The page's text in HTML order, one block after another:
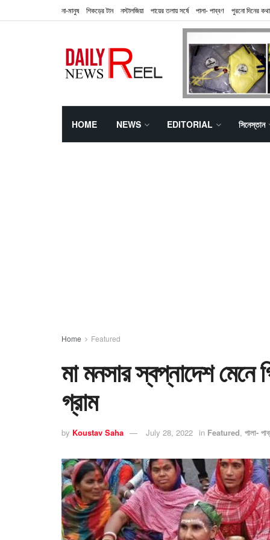
না-মানুষ শিকড়ের টান নস্টালজিয়া পায়ের তলায় সর্ষে পালা- পাব্বণ পুরনো দিনের কথা
HOME NEWS EDITORIAL সিনেস্তান
Home Featured
মা মনসার স্বপ্নাদেশ মেনে
গ্রাম
by Koustav Saha July 28, 2022 in Featured, পালা-